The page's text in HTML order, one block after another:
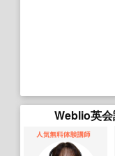
Weblio英会